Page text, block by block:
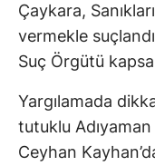
Çaykara,
vermekle
Suç Örgütü
Yargılamada
tutuklu Adıyaman
Ceyhan